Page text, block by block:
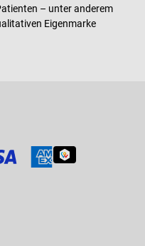
– unter anderem
Eigenmarke